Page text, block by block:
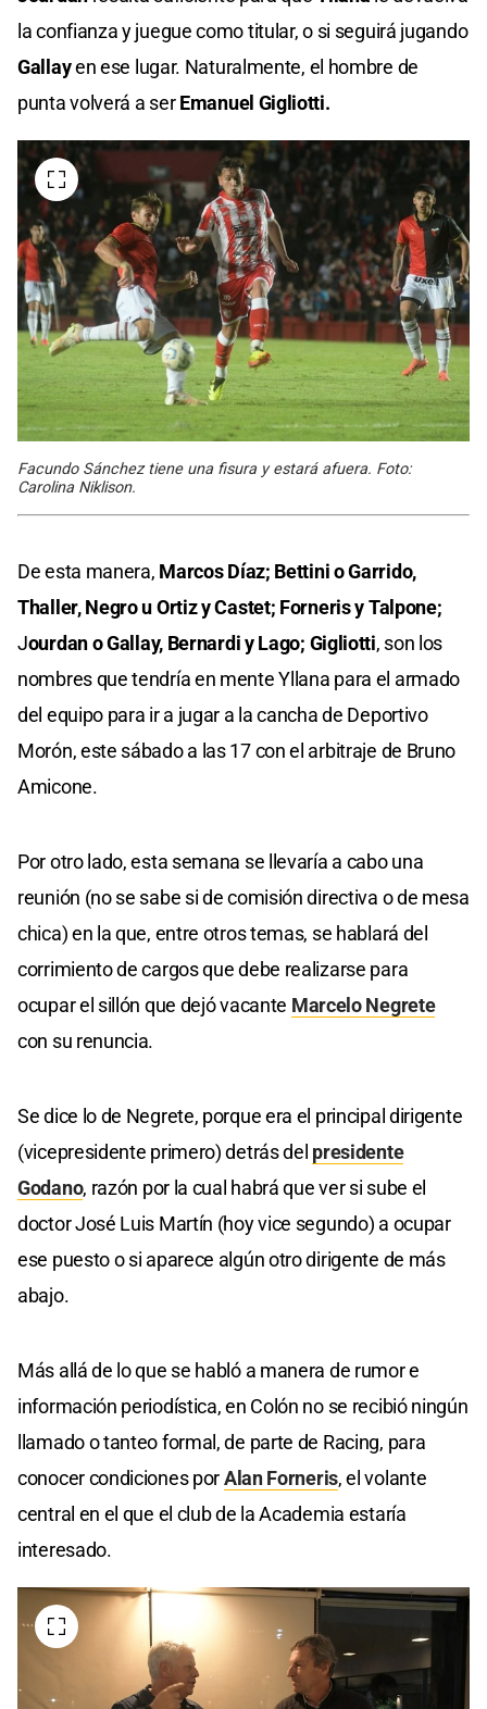
la confianza y juegue como titular, o si seguirá jugando
Gallayen ese lugar. Naturalmente, el hombre de
punta volverá a serEmanuel Gigliotti.
Facundo Sánchez tiene una fisura y estará afuera. Foto:
Carolina Niklison.
De esta manera, Marcos Díaz; Bettini o Garrido,
Thaller, Negro u Ortiz y Castet; Forneris y Talpone;
Jourdan o Gallay, Bernardi y Lago; Gigliotti, son los
nombres que tendría en mente Yllana para el armado
del equipo para ir a jugar a la cancha de Deportivo
Morón, este sábado a las 17 con el arbitraje de Bruno
Amicone.
Por otro lado, esta semana se llevaría a cabo una
reunión (no se sabe si de comisión directiva o de mesa
chica) en la que, entre otros temas, se hablará del
corrimiento de cargos que debe realizarse para
ocupar el sillón que dejó vacante Marcelo Negrete
con su renuncia.
Se dice lo de Negrete, porque era el principal dirigente
(vicepresidente primero) detrás del presidente
Godano, razón por la cual habrá que ver si sube el
doctor José Luis Martín (hoy vice segundo) a ocupar
ese puesto o si aparece algún otro dirigente de más
abajo.
Más allá de lo que se habló a manera de rumor e
información periodística, en Colón no se recibió ningún
llamado o tanteo formal, de parte de Racing, para
conocer condiciones porAlan Forneris, el volante
central en el que el club de la Academia estaría
interesado.